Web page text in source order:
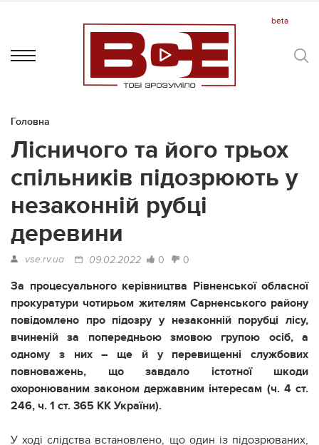
Головна
Лісничого та його трьох
спільників підозрюють у
незаконній рубці
деревини
vse.rv.ua 09.02.2022 0 0
За процесуального керівництва Рівненської обласної
прокуратури чотирьом жителям Сарненського району
повідомлено про підозру у незаконній порубці лісу,
вчиненій за попередньою змовою групою осіб, а
одному з них – ще й у перевищенні службових
повноважень, що завдало істотної шкоди
охоронюваним законом державним інтересам (ч. 4 ст.
246, ч. 1 ст. 365 КК України).
У ході слідства встановлено, що один із підозрюваних,